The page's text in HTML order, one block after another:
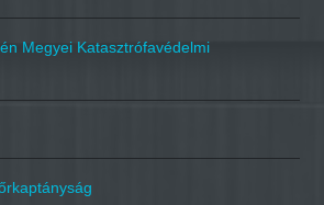
Megyei Katasztrófavédelmi